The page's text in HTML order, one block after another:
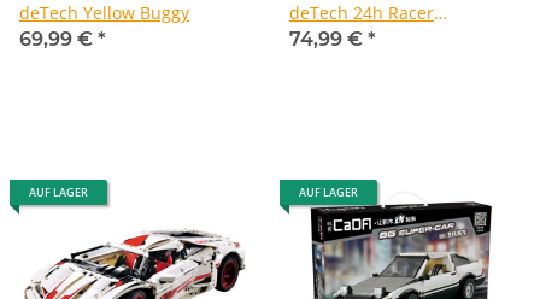
deTech Yellow Buggy
69,99 € *
deTech 24h Racer
Langstrecken-Sports-Car
74,99 € *
AUF LAGER AUF LAGER